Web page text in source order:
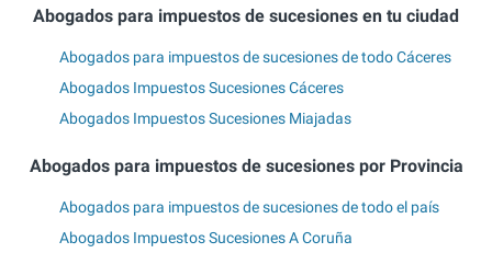
Abogados para impuestos de sucesiones en tu ciudad
Abogados para impuestos de sucesiones de todo Cáceres
Abogados Impuestos Sucesiones Cáceres
Abogados Impuestos Sucesiones Miajadas
Abogados para impuestos de sucesiones por Provincia
Abogados para impuestos de sucesiones de todo el país
Abogados Impuestos Sucesiones A Coruña